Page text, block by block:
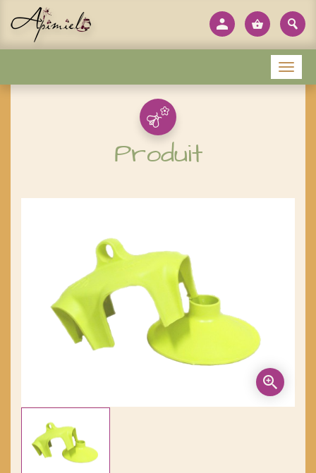
Produit
Menu
Panneau de gestion des cookies